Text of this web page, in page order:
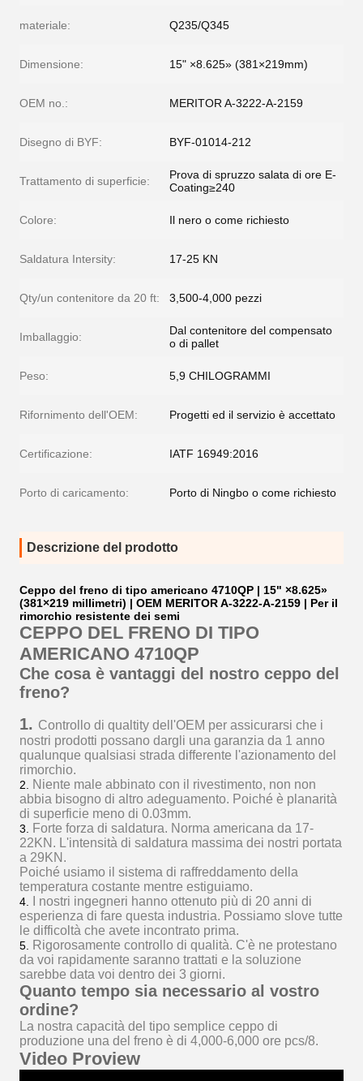
materiale: Q235/Q345
Dimensione: 15" ×8.625» (381×219mm)
OEM no.: MERITOR A-3222-A-2159
Disegno di BYF: BYF-01014-212
Trattamento di superficie:
Prova di spruzzo salata di ore E-
Coating≥240
Colore: Il nero o come richiesto
Saldatura Intersity: 17-25 KN
Qty/un contenitore da 20 ft: 3,500-4,000 pezzi
Imballaggio:
Dal contenitore del compensato
o di pallet
Peso: 5,9 CHILOGRAMMI
Rifornimento dell'OEM: Progetti ed il servizio è accettato
Certificazione: IATF 16949:2016
Porto di caricamento: Porto di Ningbo o come richiesto
Descrizione del prodotto
Ceppo del freno di tipo americano 4710QP | 15" ×8.625»
(381×219 millimetri) | OEM MERITOR A-3222-A-2159 | Per il
rimorchio resistente dei semi
CEPPO DEL FRENO DI TIPO
AMERICANO 4710QP
Che cosa è vantaggi del nostro ceppo del
freno?
1. Controllo di qualtity dell'OEM per assicurarsi che i
nostri prodotti possano dargli una garanzia da 1 anno
qualunque qualsiasi strada differente l'azionamento del
rimorchio.
2.
Niente male abbinato con il rivestimento, non non
abbia bisogno di altro adeguamento. Poiché è planarità
di superficie meno di 0.03mm.
3.
Forte forza di saldatura. Norma americana da 17-
22KN. L'intensità di saldatura massima dei nostri portata
a 29KN.
Poiché usiamo il sistema di raffreddamento della
temperatura costante mentre estiguiamo.
4.
I nostri ingegneri hanno ottenuto più di 20 anni di
esperienza di fare questa industria. Possiamo slove tutte
le difficoltà che avete incontrato prima.
5.
Rigorosamente controllo di qualità. C'è ne protestano
da voi rapidamente saranno trattati e la soluzione
sarebbe data voi dentro dei 3 giorni.
Quanto tempo sia necessario al vostro
ordine?
La nostra capacità del tipo semplice ceppo di
produzione una del freno è di 4,000-6,000 ore pcs/8.
Video Proview